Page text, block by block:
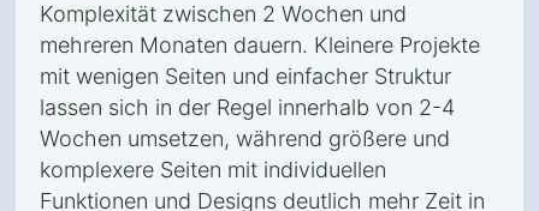
Komplexität zwischen 2 Wochen und
mehreren Monaten dauern. Kleinere Projekte
mit wenigen Seiten und einfacher Struktur
lassen sich in der Regel innerhalb von 2-4
Wochen umsetzen, während größere und
komplexere Seiten mit individuellen
Funktionen und Designs deutlich mehr Zeit in